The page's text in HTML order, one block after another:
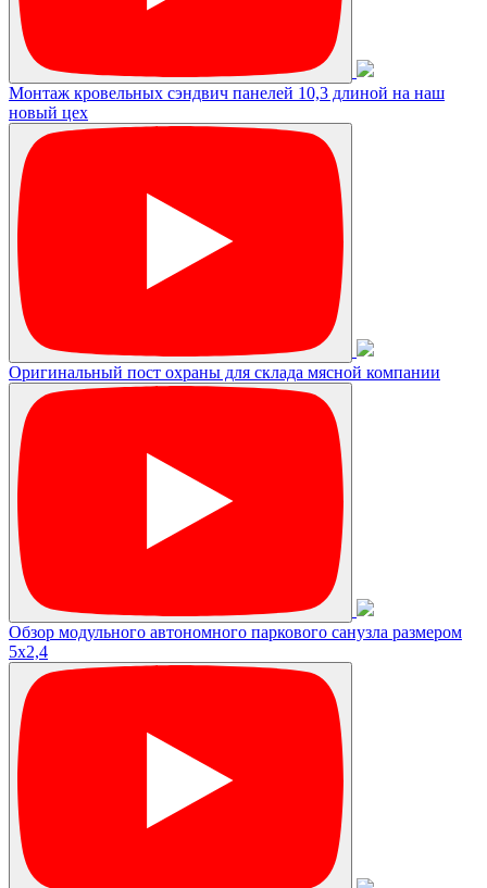
Монтаж кровельных сэндвич панелей 10,3 длиной на наш
новый цех
Оригинальный пост охраны для склада мясной компании
Обзор модульного автономного паркового санузла размером
5х2,4